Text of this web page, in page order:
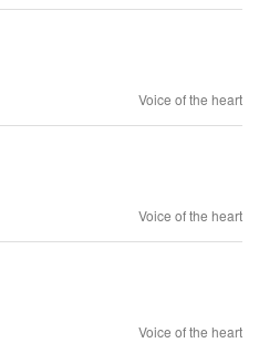
Voice of the heart
Voice of the heart
Voice of the heart